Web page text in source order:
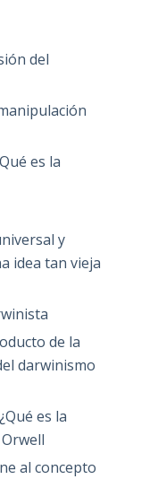
del
es la
y
idea tan vieja
de la
darwinismo
es la
al concepto